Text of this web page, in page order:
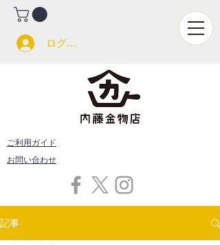
ログイン
ご利用ガイド
お問い合わせ
記事